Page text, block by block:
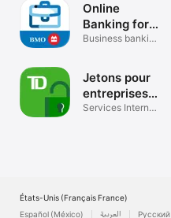
Online
Banking for
Business
Business banking
Jetons pour
entreprises
TD
Services Internet
États-Unis (Français France)
Español (México)
العربية Русский